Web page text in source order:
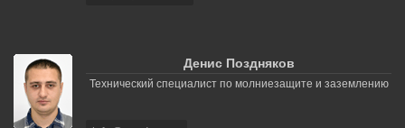
Денис Поздняков
Технический специалист по молниезащите и заземлению